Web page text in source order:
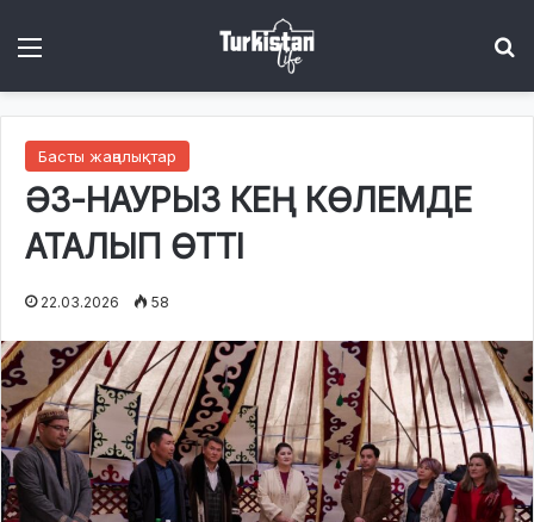
Басты жаңалықтар
ӘЗ-НАУРЫЗ КЕҢ КӨЛЕМДЕ
АТАЛЫП ӨТТІ
22.03.2026 58